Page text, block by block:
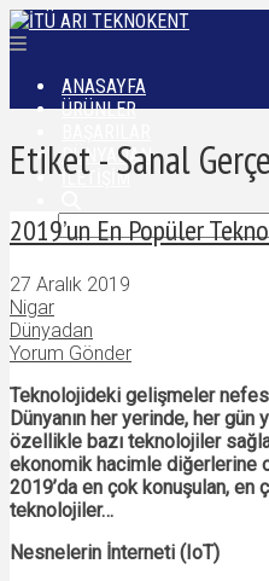
ANASAYFA
ÜRÜNLER
DÜNYADAN
İLETIŞIM
Etiket - Sanal
2019’un En Popüler
27 Aralık 2019
Nigar
Dünyadan
Yorum Gönder
Teknolojideki gelişmeler nefes
Dünyanın her yerinde, her
özellikle bazı teknolojiler
ekonomik hacimle diğerlerine
2019’da en çok konuşulan, en
teknolojiler…
Nesnelerin İnterneti (IoT)